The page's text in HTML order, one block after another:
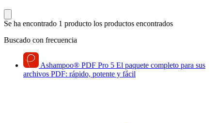
Se ha encontrado 1 producto los productos encontrados
Buscado con frecuencia
Ashampoo® PDF Pro 5 El paquete completo para sus
archivos PDF: rápido, potente y fácil